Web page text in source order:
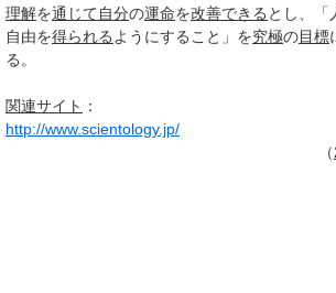
理解を通じて自分の運命を改善できる とし、「
自由を得られる ようにすること」を究極の目標
る。
関連サイト ：
http://www.scientology.jp/
（